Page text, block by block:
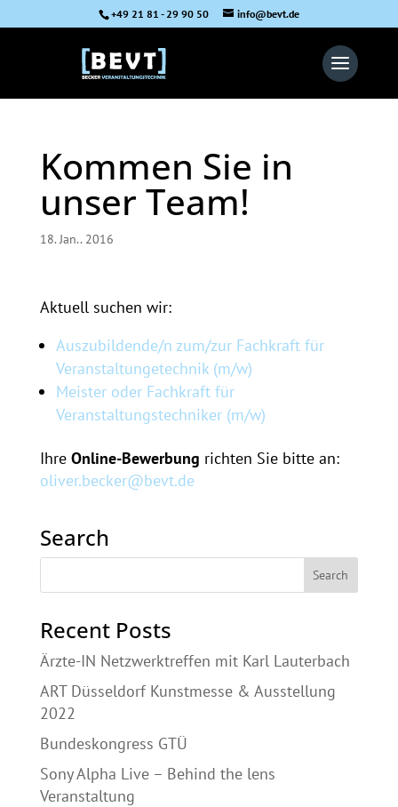
+49 21 81 - 29 90 50 info@bevt.de
Kommen Sie in
unser Team!
18. Jan.. 2016
Aktuell suchen wir:
Auszubildende/n zum/zur Fachkraft für
Veranstaltungetechnik (m/w)
Meister oder Fachkraft für
Veranstaltungstechniker (m/w)
Ihre Online-Bewerbung richten Sie bitte an:
oliver.becker@bevt.de
Search
Recent Posts
Ärzte-IN Netzwerktreffen mit Karl Lauterbach
ART Düsseldorf Kunstmesse & Ausstellung
2022
Bundeskongress GTÜ
Sony Alpha Live – Behind the lens
Veranstaltung